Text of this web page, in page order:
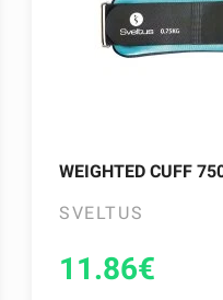
WEIGHTED CUFF
SVELTUS
11.86€